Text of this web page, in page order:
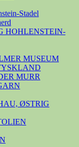
Stadel
HOHLENSTEIN-
MUSEUM
MURR
ØSTRIG